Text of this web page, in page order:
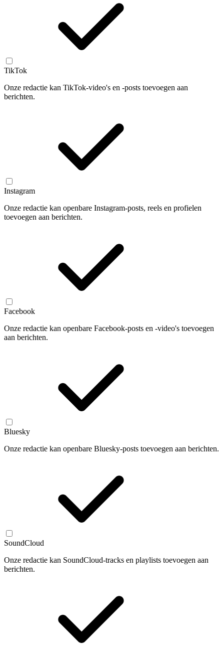
TikTok
Onze redactie kan TikTok-video's en -posts toevoegen aan
berichten.
Instagram
Onze redactie kan openbare Instagram-posts, reels en profielen
toevoegen aan berichten.
Facebook
Onze redactie kan openbare Facebook-posts en -video's toevoegen
aan berichten.
Bluesky
Onze redactie kan openbare Bluesky-posts toevoegen aan berichten.
SoundCloud
Onze redactie kan SoundCloud-tracks en playlists toevoegen aan
berichten.